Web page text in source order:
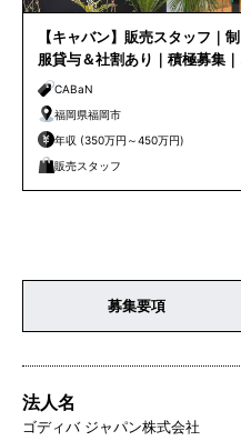
【キャバン】販売スタッフ｜制
服貸与＆社割あり｜積極募集｜
福岡店
CABaN
福岡県福岡市
年収 (350万円～450万円)
販売スタッフ
募集要項
法人名
ゴディバ ジャパン株式会社